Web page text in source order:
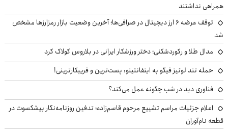
همراهی نداشتند
توقف عرضه ۶ ارز دیجیتال در صرافی‌ها؛ آخرین وضعیت بازار رمزارزها مشخص
شد
مدال طلا و رکوردشکنی؛ دختر ورزشکار ایرانی در بلاروس کولاک کرد
حمله تند لوئیز فیگو به اینفانتینو: پست‌ترین و فریبکارترینی!
فناوری دید در شب چگونه عمل می‌کند؟
اعلام جزئیات مراسم تشییع مرحوم قاسم‌زاده؛ تدفین روزنامه‌نگار پیشکسوت در
قطعه نام‌آوران